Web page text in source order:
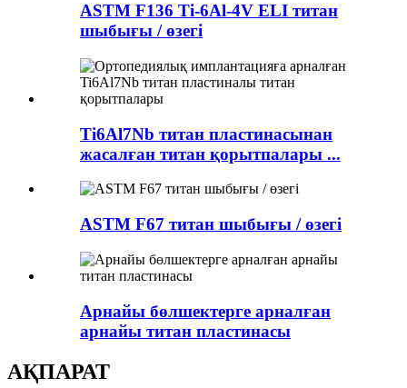
ASTM F136 Ti-6Al-4V ELI титан
шыбығы / өзегі
Ti6Al7Nb титан пластинасынан
жасалған титан қорытпалары ...
ASTM F67 титан шыбығы / өзегі
Арнайы бөлшектерге арналған
арнайы титан пластинасы
АҚПАРАТ